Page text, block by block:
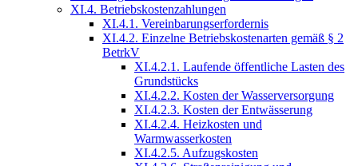
XI.4. Betriebskostenzahlungen
XI.4.1. Vereinbarungserfordernis
XI.4.2. Einzelne Betriebskostenarten gemäß § 2
BetrkV
XI.4.2.1. Laufende öffentliche Lasten des
Grundstücks
XI.4.2.2. Kosten der Wasserversorgung
XI.4.2.3. Kosten der Entwässerung
XI.4.2.4. Heizkosten und
Warmwasserkosten
XI.4.2.5. Aufzugskosten